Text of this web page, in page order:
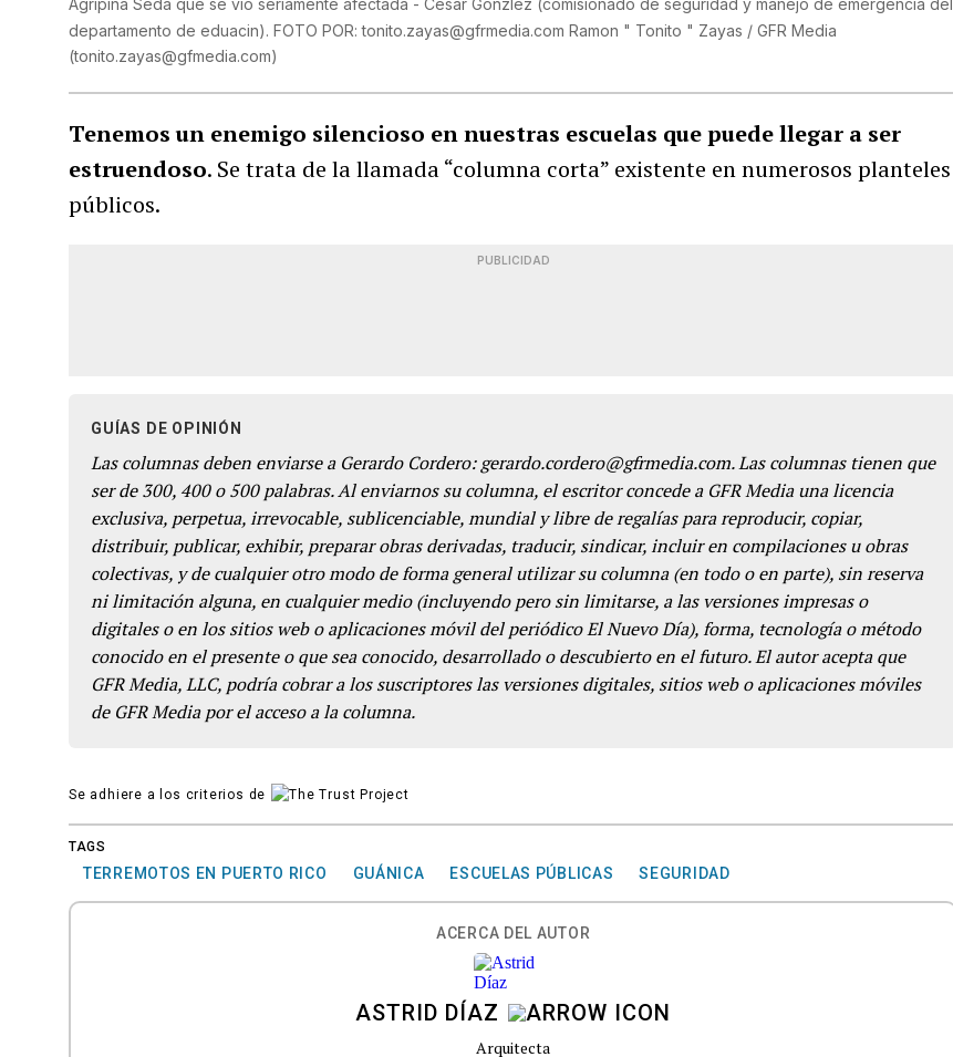
departamento de eduacin). FOTO POR: tonito.zayas@gfrmedia.com Ramon " Tonito " Zayas / GFR Media
(tonito.zayas@gfmedia.com)
Tenemos un enemigo silencioso en nuestras escuelas que puede llegar a ser
estruendoso. Se trata de la llamada “columna corta” existente en numerosos planteles
públicos.
PUBLICIDAD
GUÍAS DE OPINIÓN
Las columnas deben enviarse a Gerardo Cordero: gerardo.cordero@gfrmedia.com. Las columnas tienen que
ser de 300, 400 o 500 palabras. Al enviarnos su columna, el escritor concede a GFR Media una licencia
exclusiva, perpetua, irrevocable, sublicenciable, mundial y libre de regalías para reproducir, copiar,
distribuir, publicar, exhibir, preparar obras derivadas, traducir, sindicar, incluir en compilaciones u obras
colectivas, y de cualquier otro modo de forma general utilizar su columna (en todo o en parte), sin reserva
ni limitación alguna, en cualquier medio (incluyendo pero sin limitarse, a las versiones impresas o
digitales o en los sitios web o aplicaciones móvil del periódico El Nuevo Día), forma, tecnología o método
conocido en el presente o que sea conocido, desarrollado o descubierto en el futuro. El autor acepta que
GFR Media, LLC, podría cobrar a los suscriptores las versiones digitales, sitios web o aplicaciones móviles
de GFR Media por el acceso a la columna.
Se adhiere a los criterios de
TAGS
TERREMOTOS EN PUERTO RICO GUÁNICA ESCUELAS PÚBLICAS SEGURIDAD
ACERCA DEL AUTOR
ASTRID DÍAZ
Arquitecta